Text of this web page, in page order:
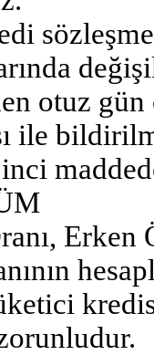
otuz gün
ile